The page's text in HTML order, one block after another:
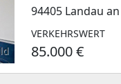
94405 Landau
VERKEHRSWERT
85.000 €